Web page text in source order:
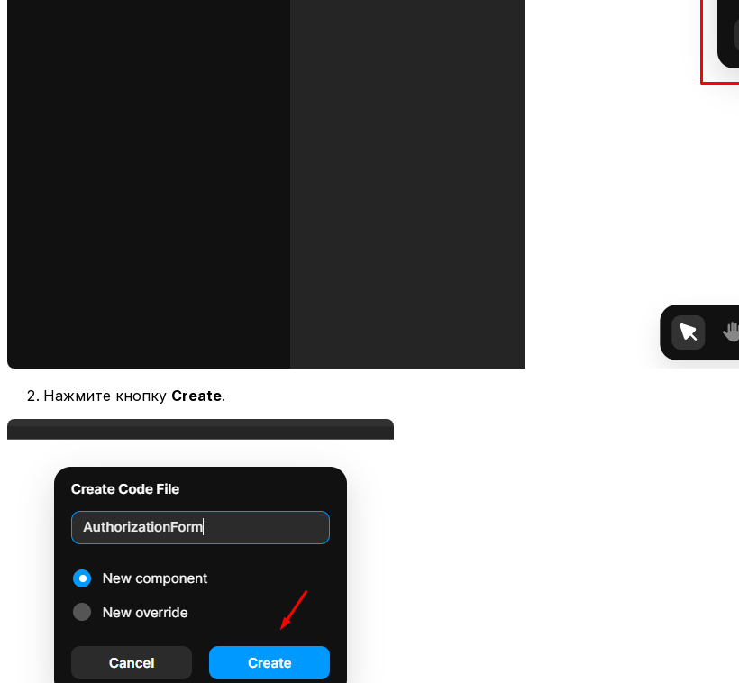
Нажмите кнопку Create.